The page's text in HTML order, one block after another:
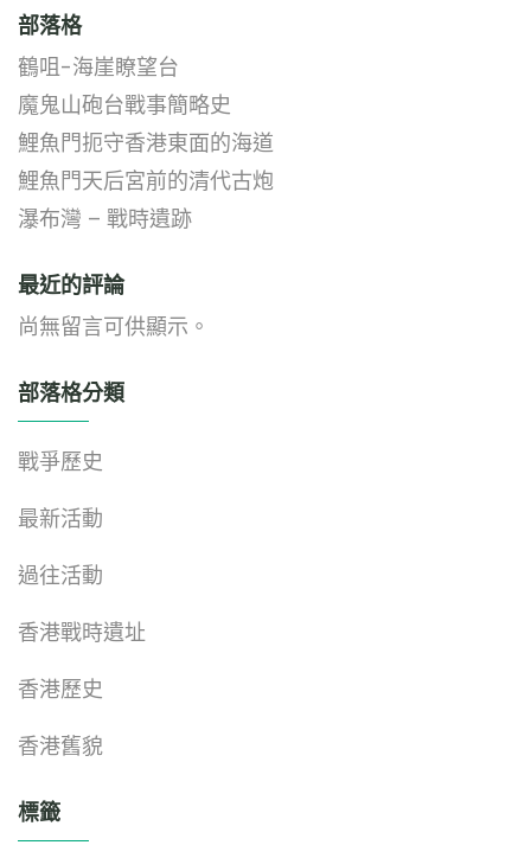
部落格
鶴咀-海崖瞭望台
魔鬼山砲台戰事簡略史
鯉魚門扼守香港東面的海道
鯉魚門天后宮前的清代古炮
瀑布灣 – 戰時遺跡
最近的評論
尚無留言可供顯示。
部落格分類
戰爭歷史
最新活動
過往活動
香港戰時遺址
香港歷史
香港舊貌
標籤